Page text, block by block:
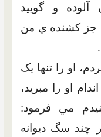
و گوييد
جز کشنده ي من
او را تنها يک
او را مبريد،
مي فرمود:
چند سگ ديوانه